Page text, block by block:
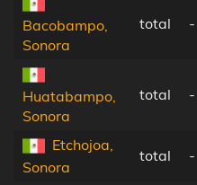
Bacobampo,
Sonora
total -
Huatabampo,
Sonora
total -
Etchojoa,
Sonora
total -